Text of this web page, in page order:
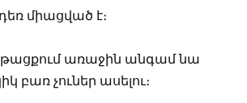
միացված է։
առաջին անգամ նա
բառ չուներ ասելու։